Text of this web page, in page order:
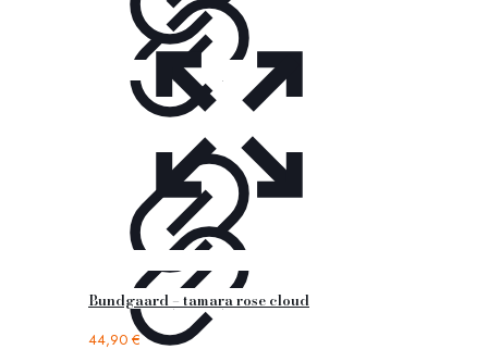
Bundgaard – tamara rose cloud
44,90 €